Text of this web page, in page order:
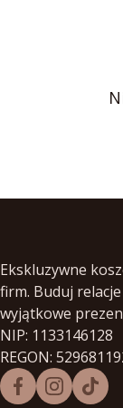
Ekskluzywne
firm. Buduj
wyjątkowe
NIP: 1133146128
REGON: